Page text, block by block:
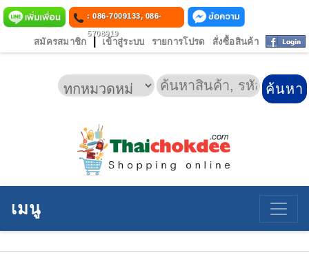
: 086-7009133, 086-
5708919
สมัครสมาชิก เข้าสู่ระบบ รายการโปรด สั่งซื้อสินค้า
เมนู